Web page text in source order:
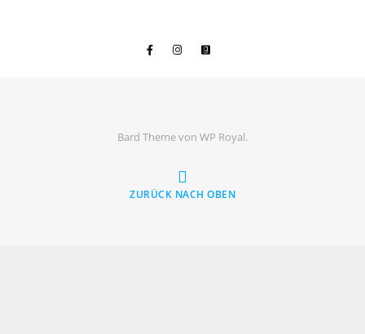
Bard Theme von WP Royal.
ZURÜCK NACH OBEN